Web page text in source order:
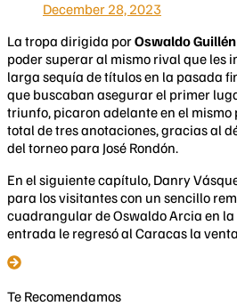
December 28, 2023
La tropa dirigida porOswaldo Guillén
poder superar al mismo rival que les
larga sequía de títulos en la pasada
que buscaban asegurar el primer
triunfo, picaron adelante en el mismo
total de tres anotaciones, gracias al
del torneo para José Rondón.
En el siguiente capítulo, Danry
para los visitantes con un sencillo
cuadrangular de Oswaldo Arcia en
entrada le regresó al Caracas la
Te Recomendamos